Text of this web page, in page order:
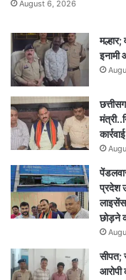
August 6, 2026
इनामी
प्रदेश
लाइसेंस
छोड़ने
सीपत;
आरोपी